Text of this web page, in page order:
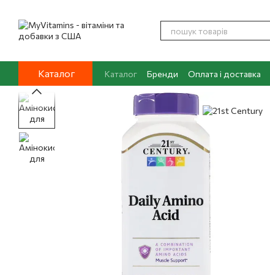
Каталог Каталог Бренди Оплата і доставка
Контакти
Про нас Блог